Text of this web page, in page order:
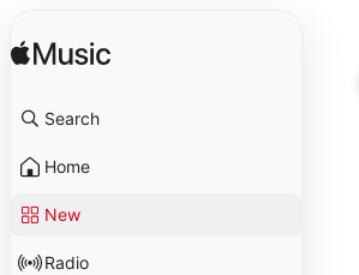
Search
Home
New
Radio